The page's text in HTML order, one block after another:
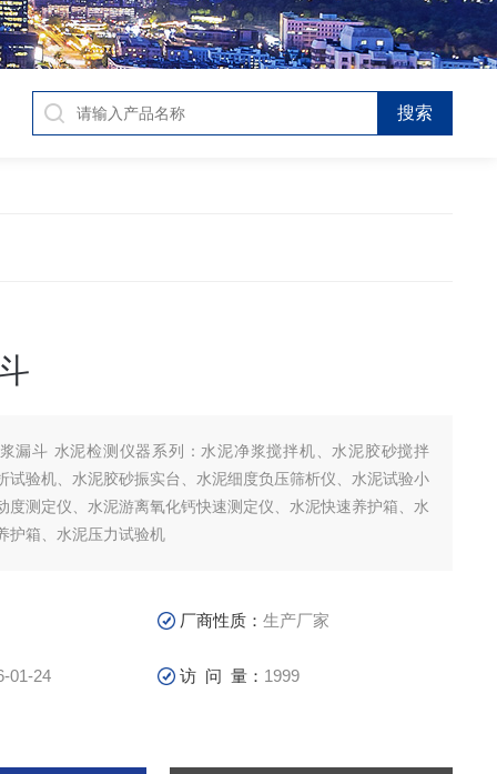
漏斗 水泥检测仪器系列：水泥净浆搅拌机、水泥胶砂搅拌
试验机、水泥胶砂振实台、水泥细度负压筛析仪、水泥试验小
度测定仪、水泥游离氧化钙快速测定仪、水泥快速养护箱、水
护箱、水泥压力试验机
厂商性质：生产厂家
01-24 访 问 量： 1999